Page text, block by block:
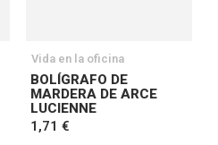
Vida en la oficina
BOLÍGRAFO DE
MARDERA DE ARCE
LUCIENNE
1,71 €